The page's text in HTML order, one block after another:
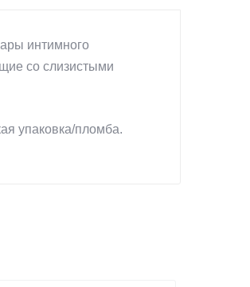
интимного
со слизистыми
упаковка/пломба.